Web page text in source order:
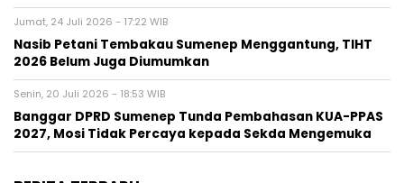
Jumat, 24 Juli 2026 - 17:22 WIB
Nasib Petani Tembakau Sumenep Menggantung, TIHT
2026 Belum Juga Diumumkan
Senin, 20 Juli 2026 - 18:53 WIB
Banggar DPRD Sumenep Tunda Pembahasan KUA-PPAS
2027, Mosi Tidak Percaya kepada Sekda Mengemuka